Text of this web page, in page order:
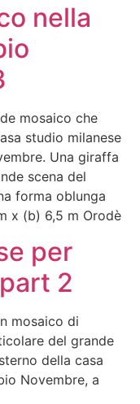
nella
mosaico che
studio milanese
Una giraffa
scena del
forma oblunga
x (b) 6,5 m Orodè
per
2
mosaico di
del grande
della casa
Novembre, a